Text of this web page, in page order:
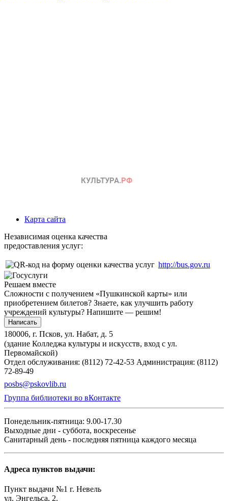
Карта сайта
Независимая оценка качества
предоставления услуг:
http://bus.gov.ru
Решаем вместе
Сложности с получением «Пушкинской карты» или
приобретением билетов? Знаете, как улучшить работу
учреждений культуры? Напишите — решим!
Написать
180006, г. Псков, ул. Набат, д. 5
(здание Колледжа культуры и искусств, вход с ул.
Первомайской)
Отдел обслуживания: (8112) 72-42-53 Администрация: (8112)
72-89-49
posbs@pskovlib.ru
Группа библиотеки во вКонтакте
Понедельник-пятница: 9.00-17.30
Выходные дни - суббота, воскресенье
Санитарный день - последняя пятница каждого месяца
Адреса пунктов выдачи:
Пункт выдачи №1 г. Невель
ул. Энгельса, 2.